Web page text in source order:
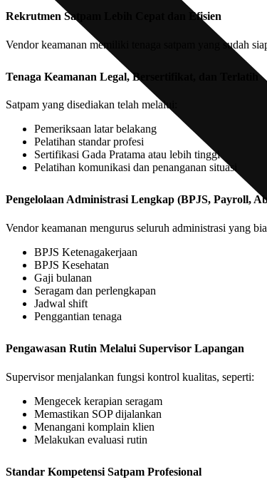
Rekrutmen Satpam Lebih Cepat dan Efisien
Vendor keamanan memiliki tenaga satpam yang sudah
Tenaga Keamanan Legal, Bersertifikat, dan Terlatih
Satpam yang disediakan telah melalui:
Pemeriksaan latar belakang
Pelatihan standar profesi
Sertifikasi Gada Pratama atau lebih tinggi
Pelatihan komunikasi dan penanganan situasi
Pengelolaan Administrasi Lengkap (BPJS, Payroll,
Vendor keamanan mengurus seluruh administrasi yang
BPJS Ketenagakerjaan
BPJS Kesehatan
Gaji bulanan
Seragam dan perlengkapan
Jadwal shift
Penggantian tenaga
Pengawasan Rutin Melalui Supervisor Lapangan
Supervisor menjalankan fungsi kontrol kualitas, seperti:
Mengecek kerapian seragam
Memastikan SOP dijalankan
Menangani komplain klien
Melakukan evaluasi rutin
Standar Kompetensi Satpam Profesional